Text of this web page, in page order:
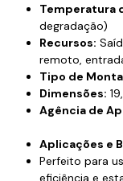
Temperatura
degradação)
Recursos:
remoto,
Tipo de
Dimensões:
Agência de
Aplicações e
Perfeito para
eficiência e